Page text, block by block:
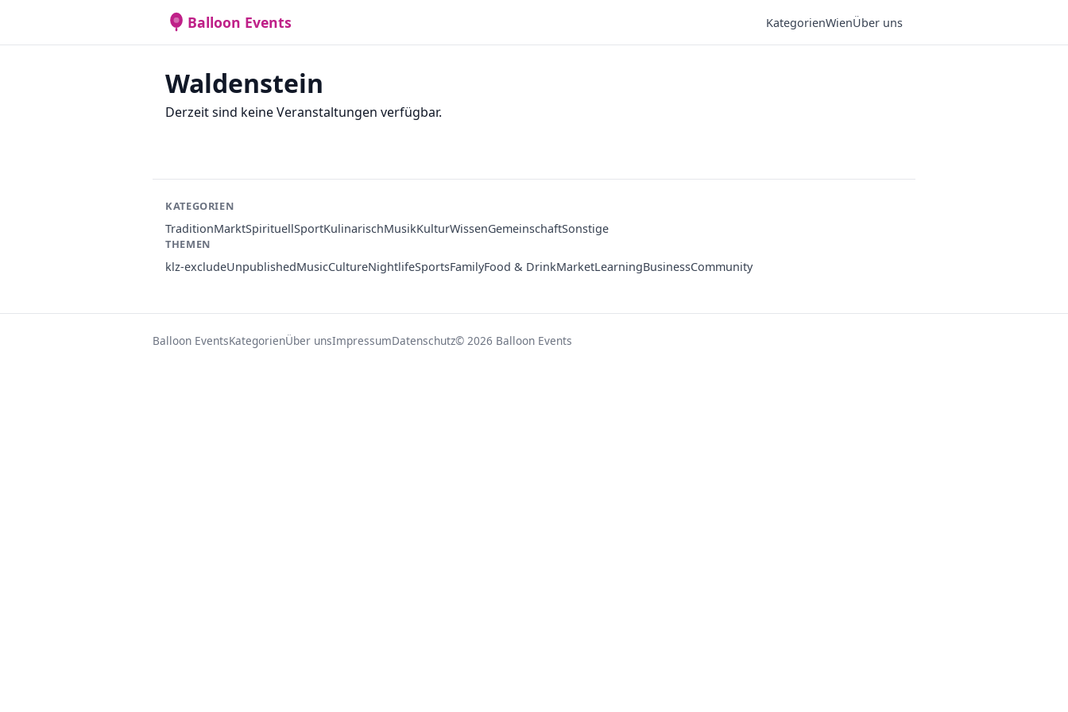
Balloon Events KategorienWienÜber uns
Waldenstein
Derzeit sind keine Veranstaltungen verfügbar.
KATEGORIEN
TraditionMarktSpirituellSportKulinarischMusikKulturWissenGemeinschaftSonstige
THEMEN
klz-excludeUnpublishedMusicCultureNightlifeSportsFamilyFood & DrinkMarketLearningBusinessCommunity
Balloon EventsKategorienÜber unsImpressumDatenschutz© 2026 Balloon Events